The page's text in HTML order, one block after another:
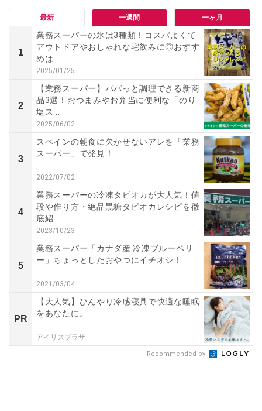
最新 一週間 一ヶ月
1
業務スーパーの氷は3種類！コスパよくて
アウトドアやおしゃれな宅飲みに◎おすす
めは...
2025/01/25
2
【業務スーパー】パパっと調理できる新商
品3選！おつまみやお弁当に便利な「のり
塩ス...
2025/06/02
3
スペインの朝食に欠かせないアレを「業務
スーパー」で発見！
2022/07/02
4
業務スーパーの冷凍タピオカが大人気！値
段や作り方・絶品黒糖タピオカレシピを徹
底紹...
2023/10/23
5
業務スーパー「カナダ産 冷凍ブルーベリ
ー」ちょっとしたおやつにイチオシ！
2021/03/04
PR
【大人気】ひんやり冷感寝具で快適な睡眠
をあなたに。
アイリスプラザ
Recommended by